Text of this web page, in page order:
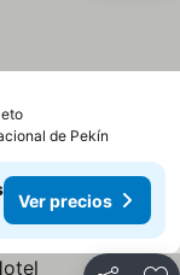
de Pekín
Ver precios